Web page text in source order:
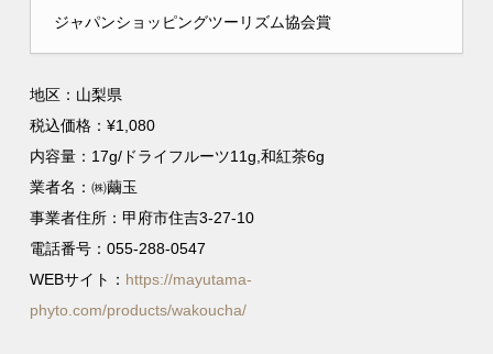
ジャパンショッピングツーリズム協会賞
地区：山梨県
税込価格：¥1,080
内容量：17g/ドライフルーツ11g,和紅茶6g
業者名：㈱繭玉
事業者住所：甲府市住吉3-27-10
電話番号：055-288-0547
WEBサイト： https://mayutama-
phyto.com/products/wakoucha/